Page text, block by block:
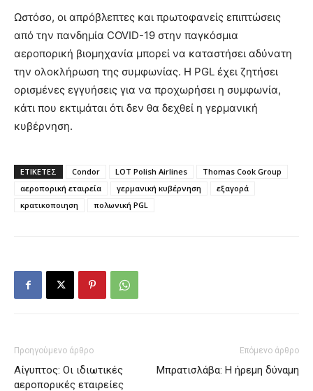
Ωστόσο, οι απρόβλεπτες και πρωτοφανείς επιπτώσεις
από την πανδημία COVID-19 στην παγκόσμια
αεροπορική βιομηχανία μπορεί να καταστήσει αδύνατη
την ολοκλήρωση της συμφωνίας. Η PGL έχει ζητήσει
ορισμένες εγγυήσεις για να προχωρήσει η συμφωνία,
κάτι που εκτιμάται ότι δεν θα δεχθεί η γερμανική
κυβέρνηση.
ΕΤΙΚΕΤΕΣ Condor LOT Polish Airlines
Thomas Cook Group
αεροπορική εταιρεία
γερμανική κυβέρνηση
εξαγορά
κρατικοποιηση
πολωνική PGL
Προηγούμενο άρθρο
Αίγυπτος: Οι ιδιωτικές
αεροπορικές εταιρείες
Επόμενο άρθρο
Μπρατισλάβα: Η ήρεμη δύναμη